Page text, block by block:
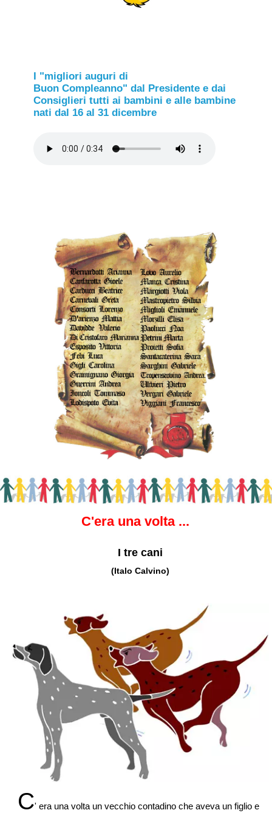
I "migliori auguri di
Buon Compleanno" dal Presidente e dai
Consiglieri tutti ai bambini e alle bambine
nati dal 16 al 31 dicembre
C'era una volta ...
I tre cani
(Italo Calvino)
C' era una volta un vecchio contadino che aveva un figlio e